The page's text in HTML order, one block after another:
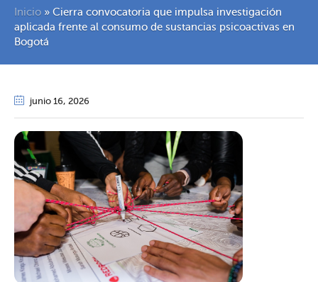
Inicio » Cierra convocatoria que impulsa investigación
aplicada frente al consumo de sustancias psicoactivas en
Bogotá​​
junio 16, 2026